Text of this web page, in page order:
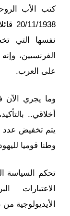
كتب الأب
20/
نفسها التي
الفرنسيين،
على العرب.
وما يجري الآن
أخلاقي..
يتم تخفيض عدد
وطنا قوميا
تحكم السياسة
الاعتبارات
الأيديولوجية